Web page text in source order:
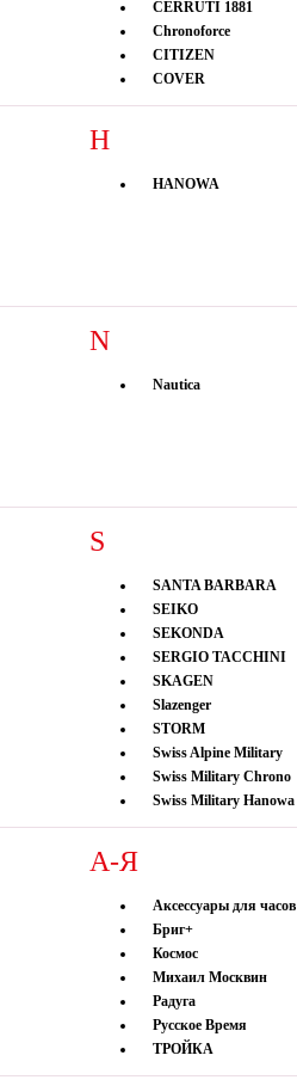
CERRUTI 1881
Chronoforce
CITIZEN
COVER
H
HANOWA
N
Nautica
S
SANTA BARBARA
SEIKO
SEKONDA
SERGIO TACCHINI
SKAGEN
Slazenger
STORM
Swiss Alpine Military
Swiss Military Chrono
Swiss Military Hanowa
А-Я
Аксессуары для часов
Бриг+
Космос
Михаил Москвин
Радуга
Русское Время
ТРОЙКА